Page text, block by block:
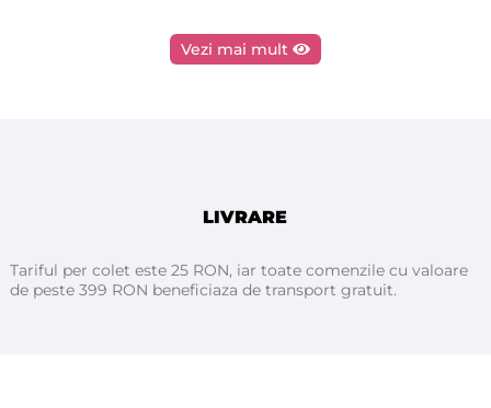
Vezi mai mult
LIVRARE
Tariful per colet este 25 RON, iar toate comenzile cu valoare
de peste 399 RON beneficiaza de transport gratuit.